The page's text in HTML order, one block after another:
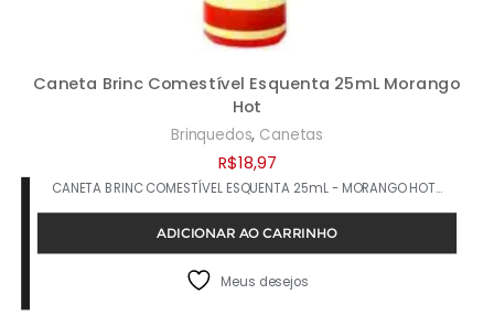
Caneta Brinc Comestível Esquenta 25mL Morango
Hot
Brinquedos, Canetas
R$18,97
CANETA BRINC COMESTÍVEL ESQUENTA 25mL - MORANGO HOT…
ADICIONAR AO CARRINHO
Meus desejos